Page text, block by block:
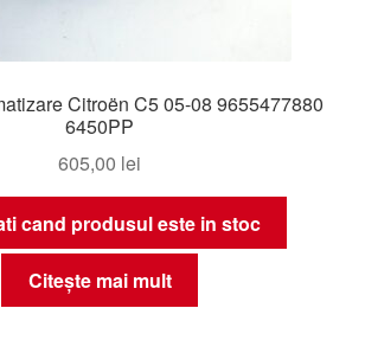
Citroën C5 05-08 9655477880
6450PP
605,00 lei
cand produsul este in stoc
Citește mai mult